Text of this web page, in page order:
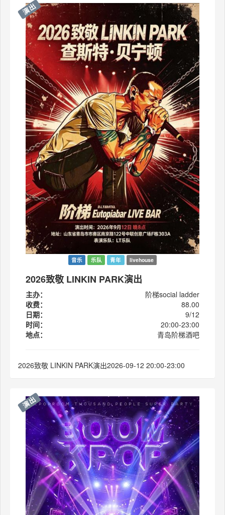
演出
音乐 乐队 青年 livehouse
2026致敬 LINKIN PARK演出
主办：
阶梯social ladder
收费：
88.00
日期：
9/12
时间：
20:00-23:00
地点：
青岛阶梯酒吧
2026致敬 LINKIN PARK演出2026-09-12 20:00-23:00
演出